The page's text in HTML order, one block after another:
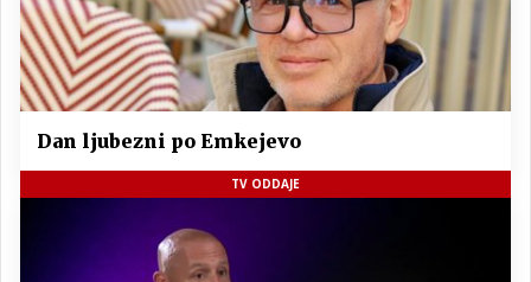
Dan ljubezni po Emkejevo
TV ODDAJE